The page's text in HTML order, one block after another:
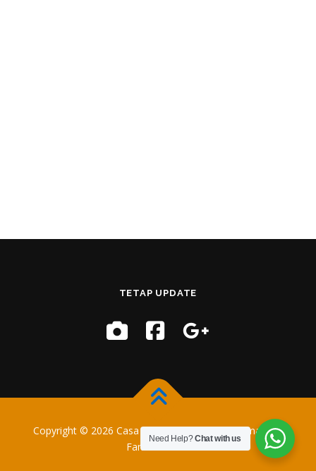
TETAP UPDATE
Copyright © 2026 Casa Training–OnePresstema oleh
FameThemes
Need Help?Chat with us